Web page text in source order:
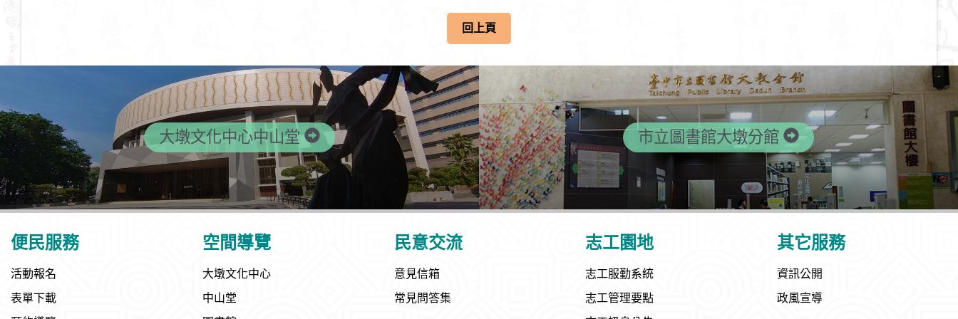
回上頁
大墩文化中心中山堂 市立圖書館大墩分館
便民服務
活動報名
表單下載
空間導覽
大墩文化中心
中山堂
民意交流
意見信箱
常見問答集
志工園地
志工服勤系統
志工管理要點
其它服務
資訊公開
政風宣導